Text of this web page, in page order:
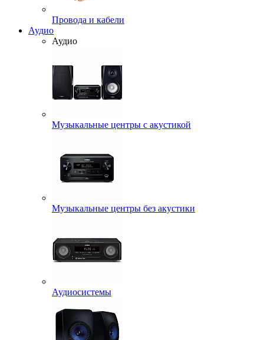
Провода и кабели
Аудио
Аудио
Музыкальные центры с акустикой
Музыкальные центры без акустики
Аудиосистемы